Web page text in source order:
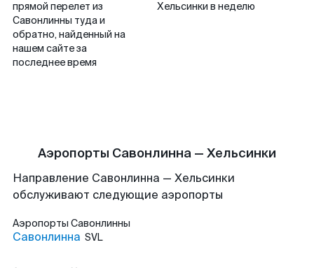
прямой перелет из
Савонлинны туда и
обратно, найденный на
нашем сайте за
последнее время
Хельсинки в неделю
Аэропорты Савонлинна — Хельсинки
Направление Савонлинна — Хельсинки
обслуживают следующие аэропорты
Аэропорты Савонлинны
Савонлинна SVL